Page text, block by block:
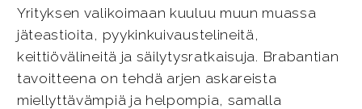
Yrityksen valikoimaan kuuluu muun muassa
jäteastioita, pyykinkuivaustelineitä,
keittiövälineitä ja säilytysratkaisuja. Brabantian
tavoitteena on tehdä arjen askareista
miellyttävämpiä ja helpompia, samalla